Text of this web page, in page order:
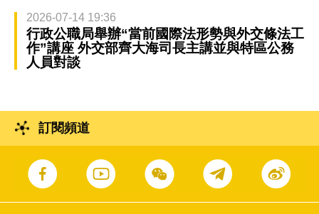
2026-07-14 19:36
行政公職局舉辦“當前國際法形勢與外交條法工
作”講座 外交部齊大海司長主講並與特區公務
人員對談
訂閱頻道